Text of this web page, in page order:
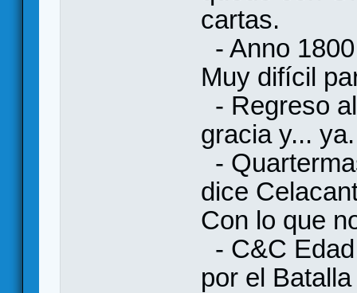
cartas.
- Anno
Muy difícil
- Regreso
gracia y... ya.
-
dice
Con lo que
- C&C
por el